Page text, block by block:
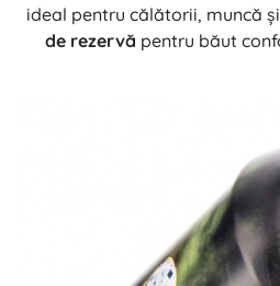
ideal pentru călătorii, muncă
de rezervă pentru băut